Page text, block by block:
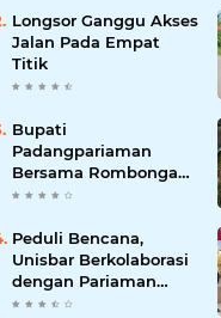
Longsor Ganggu Akses
Jalan Pada Empat
Titik
Bupati
Padangpariaman
Bersama Rombongan
Jemput Aspirasi
Peduli Bencana,
Unisbar Berkolaborasi
dengan Pariaman
Women Power